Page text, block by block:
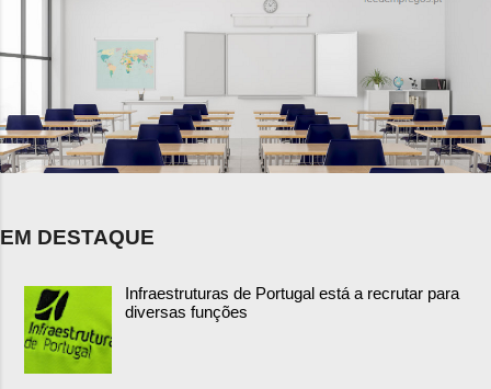
EM DESTAQUE
Infraestruturas de Portugal está a recrutar para
diversas funções